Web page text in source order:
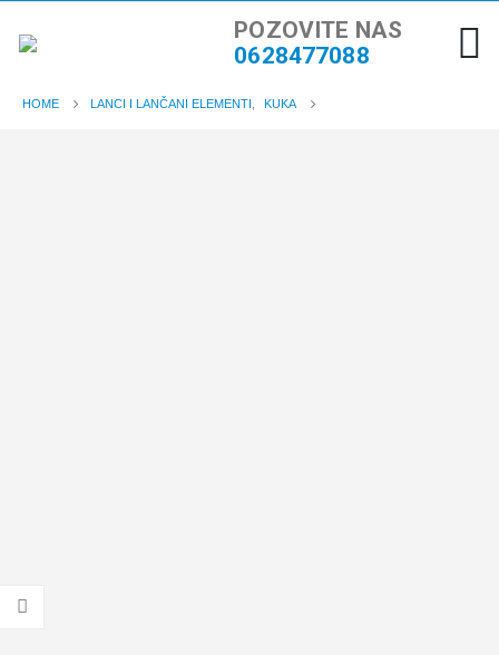
POZOVITE NAS
0628477088
HOME LANCI I LANČANI ELEMENTI KUKA